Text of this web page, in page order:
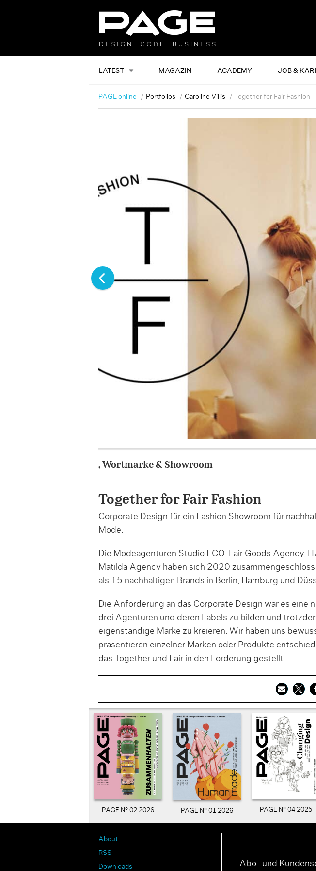
LATEST MAGAZIN ACADEMY JOB &
PAGE online Portfolios Caroline Villis Together for Fair Fashion
Together for Fair Fashion, Showroom & Instagram
Together for Fair Fashion
Corporate Design für ein Fashion Showroom für
Mode.
Die Modeagenturen Studio ECO-Fair Goods Agency,
Matilda Agency haben sich 2020
als 15 nachhaltigen Brands in Berlin, Hamburg und
Die Anforderung an das Corporate Design war es eine
drei Agenturen und deren Labels zu bilden und
eigenständige Marke zu kreieren. Wir haben uns
präsentieren einzelner Marken oder Produkte
das Together und Fair in den Forderung gestellt.
PAGE N° 02 2026 PAGE N° 01 2026 PAGE N° 04 2025
About
RSS
Downloads
Abo- und